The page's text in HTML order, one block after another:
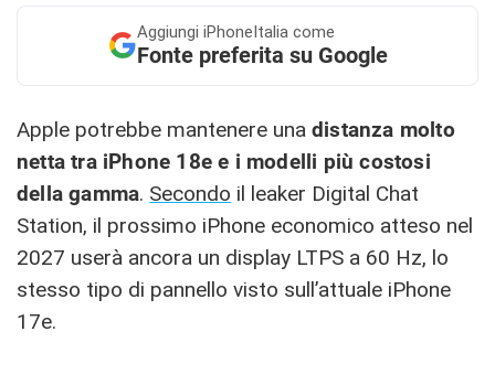
Aggiungi iPhoneItalia come
Fonte preferita su Google
Apple potrebbe mantenere una distanza molto
netta tra iPhone 18e e i modelli più costosi
della gamma. Secondo il leaker Digital Chat
Station, il prossimo iPhone economico atteso nel
2027 userà ancora un display LTPS a 60 Hz, lo
stesso tipo di pannello visto sull’attuale iPhone
17e.